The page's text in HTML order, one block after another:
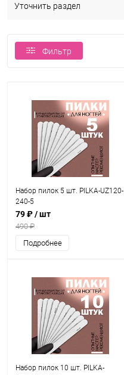
Уточнить раздел
Фильтр
Набор пилок 5 шт. PILKA-UZ120-
240-5
79 ₽/ шт
490 ₽
Подробнее
Набор пилок 10 шт. PILKA-